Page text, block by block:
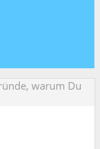
warum Du